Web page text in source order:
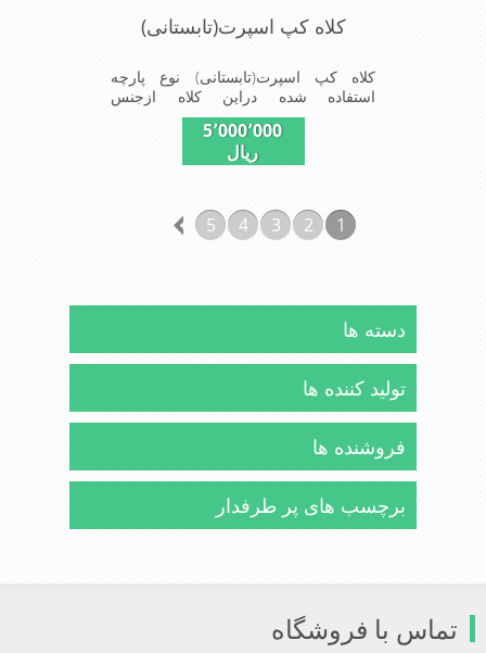
کلاه کپ اسپرت(تابستانی)
کلاه کپ اسپرت(تابستانی) نوع پارچه
استفاده شده دراین کلاه ازجنس
پلیستراست ونقاب که مناسب این شکل
ازکلاه است ودوقسمت پهلوی این کلاه
(ترک های پهلوی)بخاطرحرکت
شود شیک و مناسب افراد خوش پوش
جنس عالی ,دوخت مناسب , سبکی, خوش
5٬000٬000
ریال
1
2
3
4
5
دسته ها
تولید کننده ها
فروشنده ها
برچسب های پر طرفدار
تماس با فروشگاه